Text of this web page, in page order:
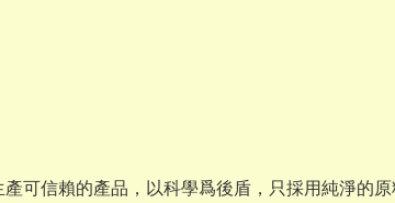
信賴的產品，以科學爲後盾，只採用純淨的原